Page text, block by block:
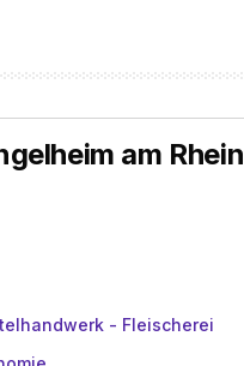
am Rhein
- Fleischerei